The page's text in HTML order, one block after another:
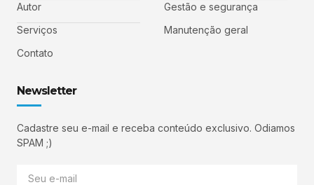
Autor
Serviços
Contato
Gestão e segurança
Manutenção geral
Newsletter
Cadastre seu e-mail e receba conteúdo exclusivo. Odiamos
SPAM ;)